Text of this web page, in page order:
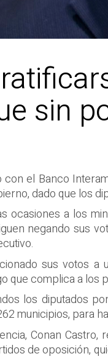
sin
el Banco
dado que los
ocasiones a los
negando sus
sus votos
que complica a
los diputados
municipios, para
Conan
de oposición,